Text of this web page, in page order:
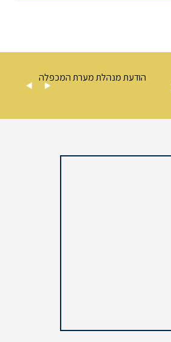
הודעת מנהלת מערת המכפלה